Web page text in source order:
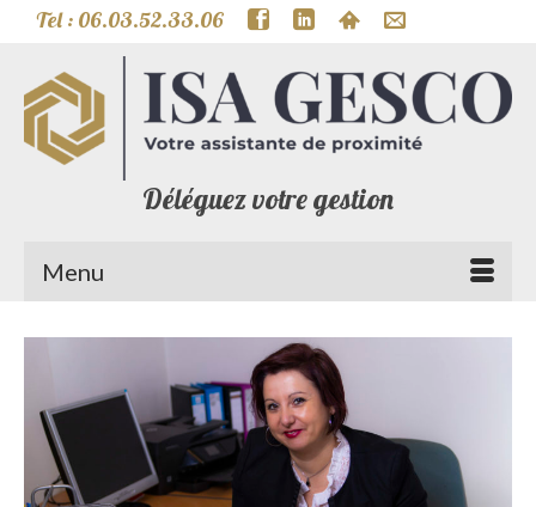
Tel : 06.03.52.33.06
Déléguez votre gestion
Menu